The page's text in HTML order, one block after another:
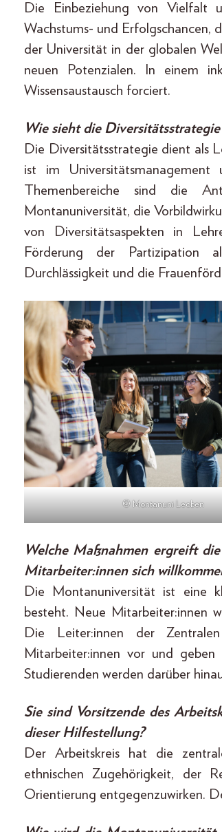
Die Einbeziehung von Vielfalt
Wachstums- und
der Universität in der globalen
neuen Potenzialen. In einem
Wissensaustausch forciert.
Wie sieht die
Die Diversitätsstrategie dient als
ist im
Themenbereiche sind die
Montanuniversität, die
von Diversitätsaspekten in
Förderung der Partizipation
Durchlässigkeit und die
© Montanuni Leoben
Welche Maßnahmen ergreift
Mitarbeiter:innen sich
Die Montanuniversität ist eine
besteht. Neue Mitarbeiter:innen
Die Leiter:innen der
Mitarbeiter:innen vor und
Studierenden werden darüber
Sie sind Vorsitzende des
dieser Hilfestellung?
Der Arbeitskreis hat die
ethnischen Zugehörigkeit, der
Orientierung entgegenzuwirken.